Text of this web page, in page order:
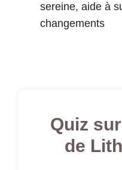
sereine, aide à
changements
Quiz
de